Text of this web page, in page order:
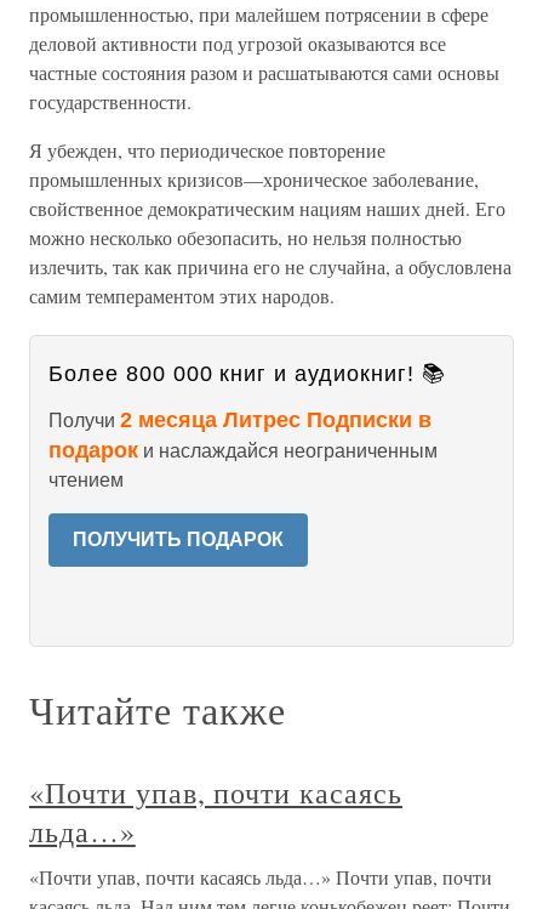
промышленностью, при малейшем потрясении в сфере
деловой активности под угрозой оказываются все
частные состояния разом и расшатываются сами основы
государственности.
Я убежден, что периодическое повторение
промышленных кризисов—хроническое заболевание,
свойственное демократическим нациям наших дней. Его
можно несколько обезопасить, но нельзя полностью
излечить, так как причина его не случайна, а обусловлена
самим темпераментом этих народов.
Более 800 000 книг и аудиокниг! 📚
Получи 2 месяца Литрес Подписки в
подарок и наслаждайся неограниченным
чтением
ПОЛУЧИТЬ ПОДАРОК
Читайте также
«Почти упав, почти касаясь
льда…»
«Почти упав, почти касаясь льда…» Почти упав, почти